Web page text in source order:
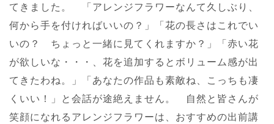
てきました。 「アレンジフラワーなんて久しぶり、
何から手を付ければいいの？」「花の長さはこれでい
いの？ ちょっと一緒に見てくれますか？」「赤い花
が欲しいな・・・、花を追加するとボリューム感が出
てきたわね。」「あなたの作品も素敵ね、こっちも凄
くいい！」と会話が途絶えません。 自然と皆さんが
笑顔になれるアレンジフラワーは、おすすめの出前講